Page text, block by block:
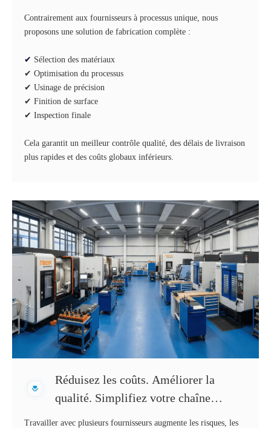
Contrairement aux fournisseurs à processus unique, nous
proposons une solution de fabrication complète :
✔ Sélection des matériaux
✔ Optimisation du processus
✔ Usinage de précision
✔ Finition de surface
✔ Inspection finale
Cela garantit un meilleur contrôle qualité, des délais de livraison
plus rapides et des coûts globaux inférieurs.
Réduisez les coûts. Améliorer la
qualité. Simplifiez votre chaîne
Travailler avec plusieurs fournisseurs augmente les risques, les